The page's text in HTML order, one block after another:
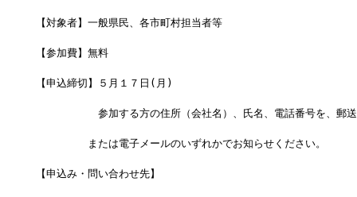
【対象者】一般県民、各市町村担当者等
【参加費】無料
【申込締切】５月１７日(月)
参加する方の住所（会社名）、氏名、電話番号を、郵送
または電子メールのいずれかでお知らせください。
【申込み・問い合わせ先】